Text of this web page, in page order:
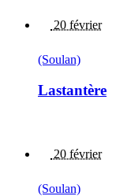
20 février
(Soulan)
Lastantère
20 février
(Soulan)